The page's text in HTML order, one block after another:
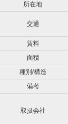
所在地
交通
賃料
面積
種別/構造
備考
取扱会社